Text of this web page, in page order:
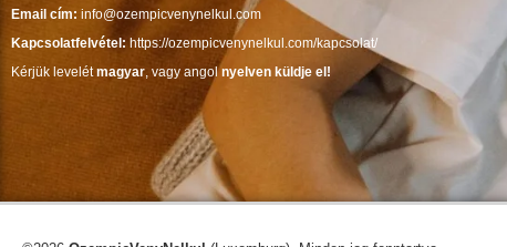
Email cím: info@ozempicvenynelkul.com
Kapcsolatfelvétel: https://ozempicvenynelkul.com/kapcsolat/
Kérjük levelétmagyar , vagy angolnyelven küldje el!